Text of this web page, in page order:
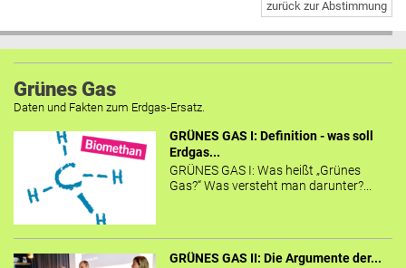
zurück zur Abstimmung
Grünes Gas
Daten und Fakten zum Erdgas-Ersatz.
GRÜNES GAS I: Definition - was soll
Erdgas...
GRÜNES GAS I: Was heißt „Grünes
Gas?“ Was versteht man darunter?...
GRÜNES GAS II: Die Argumente der...